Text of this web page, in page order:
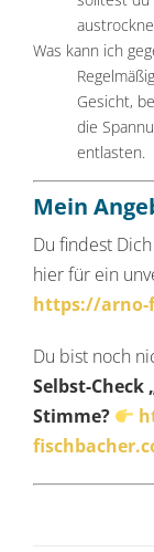
Was kann ich
Gesicht,
die
entlasten.
Mein
Du findest
hier für ein
https://arno-
Du bist noch
Selbst-
Stimme?